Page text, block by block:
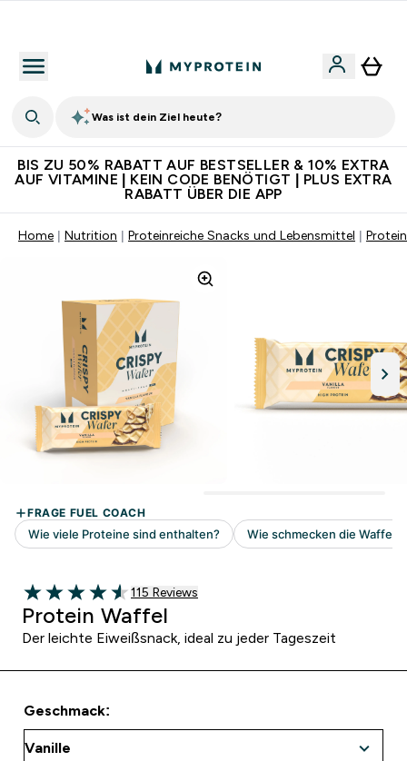
Was ist dein Ziel heute?
BIS ZU 50% RABATT AUF BESTSELLER & 10% EXTRA
AUF VITAMINE | KEIN CODE BENÖTIGT | PLUS EXTRA
RABATT ÜBER DIE APP
Home Nutrition Proteinreiche Snacks und Lebensmittel
4.56 out of 5 stars
115 customer reviews
115 Reviews
Protein Waffel
Der leichte Eiweißsnack, ideal zu jeder Tageszeit
Geschmack: